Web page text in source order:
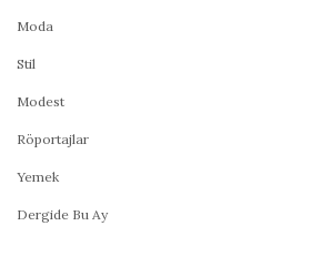
Moda
Stil
Modest
Röportajlar
Yemek
Dergide Bu Ay